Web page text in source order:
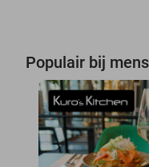
Populair bij